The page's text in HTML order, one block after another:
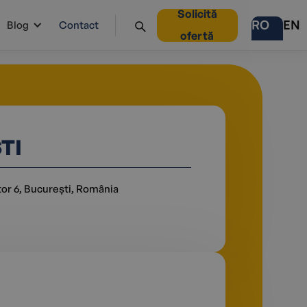
Blog Contact
Solicită
ofertă
RO EN
6, București, România